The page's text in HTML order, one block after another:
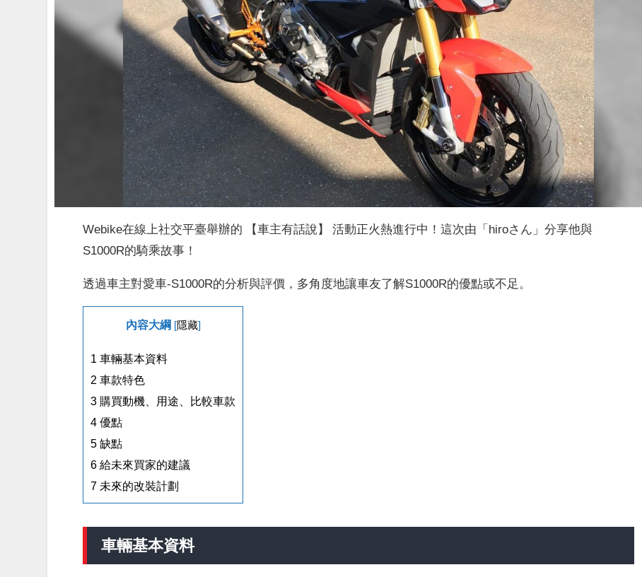
Webike在線上社交平臺舉辦的 【車主有話說】 活動正火熱進行中！這次由「hiroさん」分享他與
S1000R的騎乘故事！
透過車主對愛車-S1000R的分析與評價，多角度地讓車友了解S1000R的優點或不足。
內容大綱 隱藏]
1 車輛基本資料
2 車款特色
3 購買動機、用途、比較車款
4 優點
5 缺點
6 給未來買家的建議
7 未來的改裝計劃
車輛基本資料